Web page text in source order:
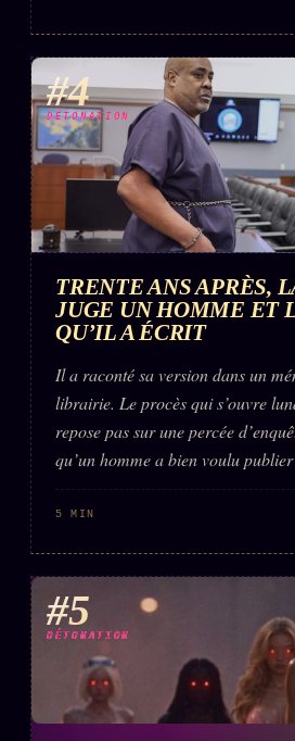
#4
DÉTONATION
TRENTE ANS APRÈS,
JUGE UN HOMME ET
QU’IL A ÉCRIT
Il a raconté sa version dans un
librairie. Le procès qui s’ouvre
repose pas sur une percée
qu’un homme a bien voulu
5 MIN
#5
DÉTONATION